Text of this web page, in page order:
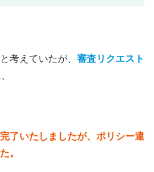
考えていたが、 審査リクエスト
了いたしましたが、ポリシー違
。